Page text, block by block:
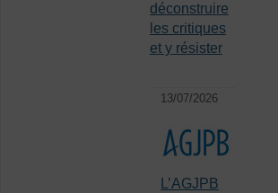
déconstruire
les critiques
et y résister
13/07/2026
L’AGJPB